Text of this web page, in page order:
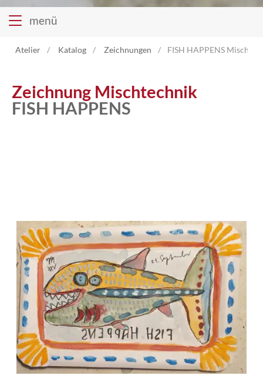
menü
Atelier
News
Kontakt
follow
Atelier Katalog Zeichnungen FISH HAPPENS
Zeichnung Mischtechnik
FISH HAPPENS